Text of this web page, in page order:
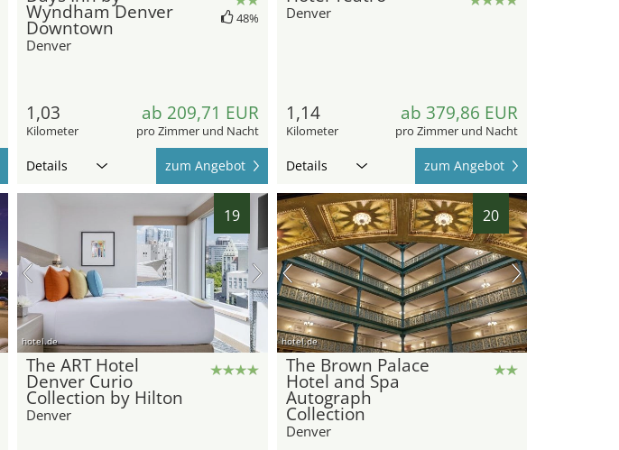
Wyndham Denver
Downtown
Denver
48%
1,03
Kilometer
ab 209,71 EUR
pro Zimmer und Nacht
Details zum Angebot
Denver
1,14
Kilometer
ab 379,86 EUR
pro Zimmer und Nacht
Details zum Angebot
19
hotel.de
The ART Hotel
Denver Curio
Collection by Hilton
Denver
20
hotel.de
The Brown Palace
Hotel and Spa
Autograph
Collection
Denver